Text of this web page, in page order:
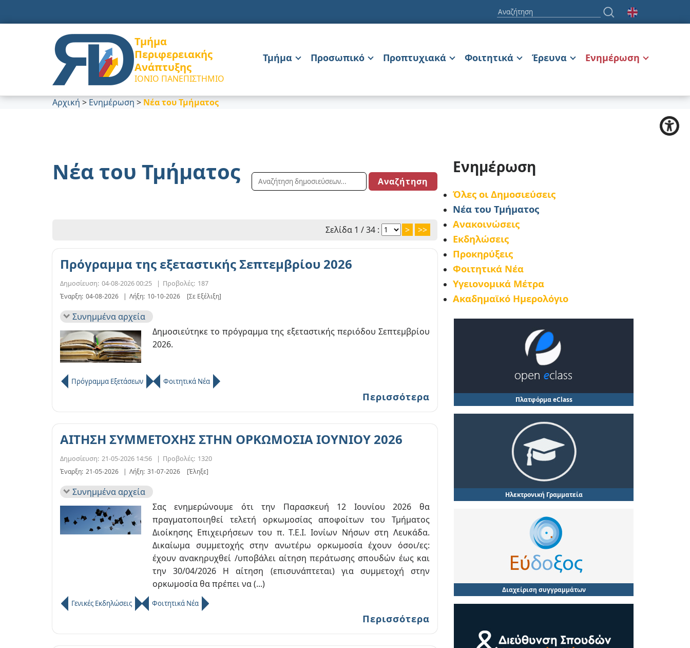
Τμήμα
Περιφερειακής
Ανάπτυξης
ΙΟΝΙΟ ΠΑΝΕΠΙΣΤΗΜΙΟ
Τμήμα Προσωπικό Προπτυχιακά Φοιτητικά Έρευνα Ενημέρωση
Αρχική > Ενημέρωση > Νέα του Τμήματος
Νέα του Τμήματος
Σελίδα 1 / 34 : > >>
Πρόγραμμα της εξεταστικής Σεπτεμβρίου 2026
Δημοσίευση: 04-08-2026 00:25 | Προβολές: 187
Έναρξη: 04-08-2026 | Λήξη: 10-10-2026 [Σε Εξέλιξη]
Συνημμένα αρχεία
Δημοσιεύτηκε το πρόγραμμα της εξεταστικής περιόδου Σεπτεμβρίου
2026.
Πρόγραμμα Εξετάσεων Φοιτητικά Νέα
Περισσότερα
ΑΙΤΗΣΗ ΣΥΜΜΕΤΟΧΗΣ ΣΤΗΝ ΟΡΚΩΜΟΣΙΑ ΙΟΥΝΙΟΥ 2026
Δημοσίευση: 21-05-2026 14:56 | Προβολές: 1320
Έναρξη: 21-05-2026 | Λήξη: 31-07-2026 [Έληξε]
Συνημμένα αρχεία
Σας ενημερώνουμε ότι την Παρασκευή 12 Ιουνίου 2026 θα
πραγματοποιηθεί τελετή ορκωμοσίας αποφοίτων του Τμήματος
Διοίκησης Επιχειρήσεων του π. Τ.Ε.Ι. Ιονίων Νήσων στη Λευκάδα.
Δικαίωμα συμμετοχής στην ανωτέρω ορκωμοσία έχουν όσοι/ες:
έχουν ανακηρυχθεί /υποβάλει αίτηση περάτωσης σπουδών έως και
την 30/04/2026 Η αίτηση (επισυνάπτεται) για συμμετοχή στην
ορκωμοσία θα πρέπει να (...)
Γενικές Εκδηλώσεις Φοιτητικά Νέα
Περισσότερα
Ενημέρωση
Όλες οι Δημοσιεύσεις
Νέα του Τμήματος
Ανακοινώσεις
Εκδηλώσεις
Προκηρύξεις
Φοιτητικά Νέα
Υγειονομικά Μέτρα
Ακαδημαϊκό Ημερολόγιο
Πλατφόρμα eClass
Ηλεκτρονική Γραμματεία
Διαχείριση συγγραμμάτων